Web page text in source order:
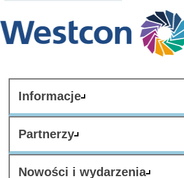
Informacje
Partnerzy
Nowości i wydarzenia